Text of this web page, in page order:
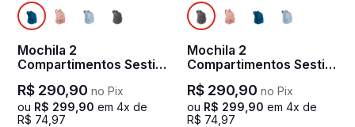
Mochila 2
Compartimentos Sestini
College Hydroblock -
Azul Noturno
R$ 290,90 no Pix
ou R$ 299 90 em 4x de
R$ 74 97
Mochila 2
Compartimentos Sestini
College Hydroblock
Cinza - Chumbo
R$ 290,90 no Pix
ou R$ 299 90 em 4x de
R$ 74 97